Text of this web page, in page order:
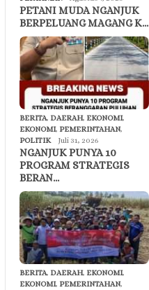
PETANI MUDA NGANJUK
BERPELUANG MAGANG K…
BERITA, DAERAH, EKONOMI,
EKONOMI, PEMERINTAHAN,
POLITIK
Juli 31, 2026
NGANJUK PUNYA 10
PROGRAM STRATEGIS
BERAN…
BERITA, DAERAH, EKONOMI,
EKONOMI, PEMERINTAHAN,